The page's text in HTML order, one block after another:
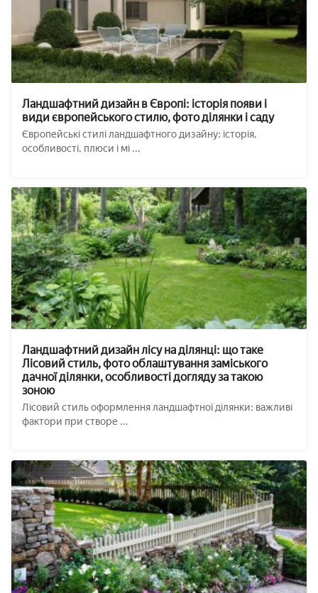
Ландшафтний дизайн в Європі: історія появи і
види європейського стилю, фото ділянки і саду
Європейські стилі ландшафтного дизайну: історія,
особливості, плюси і мі ...
Ландшафтний дизайн лісу на ділянці: що таке
Лісовий стиль, фото облаштування заміського
дачної ділянки, особливості догляду за такою
зоною
Лісовий стиль оформлення ландшафтної ділянки: важливі
фактори при створе ...